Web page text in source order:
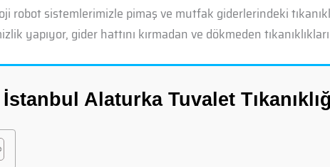
robot sistemlerimizle pimaş ve mutfak giderlerindeki
yapıyor, gider hattını kırmadan ve dökmeden
İstanbul Alaturka Tuvalet